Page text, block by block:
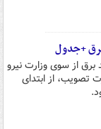
+جدول
از سوی وزارت نیرو
تصویب، از ابتدای